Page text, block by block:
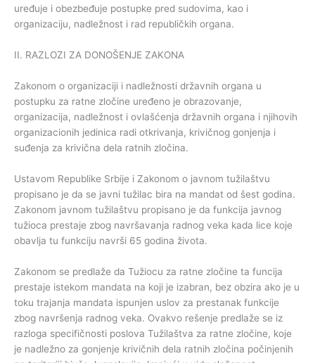
uređuje i obezbeđuje postupke pred sudovima, kao i
organizaciju, nadležnost i rad republičkih organa.
II. RAZLOZI ZA DONOŠENJE ZAKONA
Zakonom o organizaciji i nadležnosti državnih organa u
postupku za ratne zločine uređeno je obrazovanje,
organizacija, nadležnost i ovlašćenja državnih organa i njihovih
organizacionih jedinica radi otkrivanja, krivičnog gonjenja i
suđenja za krivična dela ratnih zločina.
Ustavom Republike Srbije i Zakonom o javnom tužilaštvu
propisano je da se javni tužilac bira na mandat od šest godina.
Zakonom javnom tužilaštvu propisano je da funkcija javnog
tužioca prestaje zbog navršavanja radnog veka kada lice koje
obavlja tu funkciju navrši 65 godina života.
Zakonom se predlaže da Tužiocu za ratne zločine ta funcija
prestaje istekom mandata na koji je izabran, bez obzira ako je u
toku trajanja mandata ispunjen uslov za prestanak funkcije
zbog navršenja radnog veka. Ovakvo rešenje predlaže se iz
razloga specifičnosti poslova Tužilaštva za ratne zločine, koje
je nadležno za gonjenje krivičnih dela ratnih zločina počinjenih